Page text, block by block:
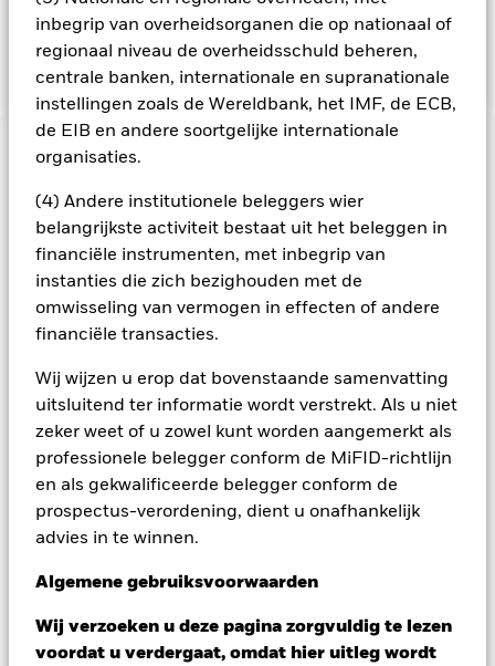
inbegrip van overheidsorganen die op nationaal of
regionaal niveau de overheidsschuld beheren,
centrale banken, internationale en supranationale
instellingen zoals de Wereldbank, het IMF, de ECB,
de EIB en andere soortgelijke internationale
organisaties.
(4) Andere institutionele beleggers wier
belangrijkste activiteit bestaat uit het beleggen in
financiële instrumenten, met inbegrip van
instanties die zich bezighouden met de
omwisseling van vermogen in effecten of andere
financiële transacties.
Wij wijzen u erop dat bovenstaande samenvatting
uitsluitend ter informatie wordt verstrekt. Als u niet
zeker weet of u zowel kunt worden aangemerkt als
professionele belegger conform de MiFID-richtlijn
en als gekwalificeerde belegger conform de
prospectus-verordening, dient u onafhankelijk
advies in te winnen.
Algemene gebruiksvoorwaarden
Wij verzoeken u deze pagina zorgvuldig te lezen
voordat u verdergaat, omdat hier uitleg wordt
indirect zijn blootgesteld (via onder meer FDI's en andere
fondsen) aan emittenten waarvan de blootstelling niet
overeenstemt met de ESG-analyse van de BB.
BELANGRIJKE GEGEVENS: Kapitaalrisico.
zijn niet gegarandeerd. Beleggers verliezen mogelijk hun
oorspronkelijke inleg.
Alle aandelenklassen met valutahedging van dit fonds
gebruiken derivaten om valutarisico's af te dekken. Het
gebruik van derivaten voor een aandelenklasse kan een
potentieel besmettingsrisico (ook bekend als spill-over) voor
beheermaatschappij van het fonds waarborgt dat er
geschikte procedures worden gebruikt om het
besmettingsrisico voor andere aandelenklassen te
het fonds, kunt u een lijst van alle aandelenklassen in het
fonds bekijken – aandelenklassen met valutahedging worden
aangegeven door het woord 'Hedged' in de naam van de
aandelenklasse. Daarnaast is een volledige lijst van alle
verkrijgbaar bij de beheermaatschappij van het fonds.
Toon minder